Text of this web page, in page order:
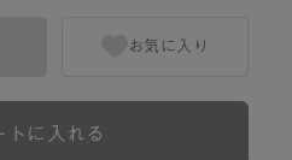
トに入れる
お気に入り